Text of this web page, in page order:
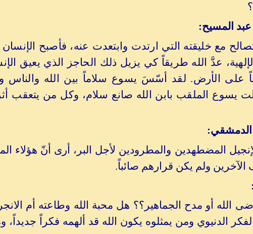
المسيح:
مع خليقته التي ارتدت وابتعدت عنه، فأصبح
الإلهية، عدَّ الله طريقاً كي يزيل ذلك الحاجز الذي يعيق
على الأرض. لقد أسّسَ يسوع سلاماً بين الله
يسوع الملقب بابن الله صانع سلام، وكل من يتعقب
الدمشقي:
المضطهدين والمطرودين لأجل البر، أرى أنّ هؤلاء
الآخرين ولم يكن قرارهم صائباً.
الله أو مدح الجماهير؟؟ هل محبة الله وطاعته أم
الدنيوي ومن يمثلوه يكون الله قد ألهمه فكراً جديداً،